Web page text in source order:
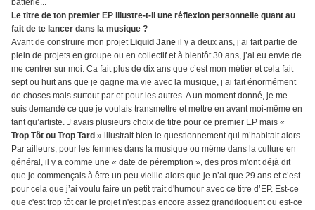
batterie...
Le titre de ton premier EP illustre-t-il une réflexion personnelle quant au
fait de te lancer dans la musique ?
Avant de construire mon projet Liquid Jane il y a deux ans, j’ai fait partie de
plein de projets en groupe ou en collectif et à bientôt 30 ans, j’ai eu envie de
me centrer sur moi. Ca fait plus de dix ans que c’est mon métier et cela fait
sept ou huit ans que je gagne ma vie avec la musique, j’ai fait énormément
de choses mais surtout par et pour les autres. A un moment donné, je me
suis demandé ce que je voulais transmettre et mettre en avant moi-même en
tant qu’artiste. J’avais plusieurs choix de titre pour ce premier EP mais «
Trop Tôt ou Trop Tard » illustrait bien le questionnement qui m’habitait alors.
Par ailleurs, pour les femmes dans la musique ou même dans la culture en
général, il y a comme une « date de péremption », des pros m'ont déjà dit
que je commençais à être un peu vieille alors que je n’ai que 29 ans et c’est
pour cela que j’ai voulu faire un petit trait d'humour avec ce titre d’EP. Est-ce
que c'est trop tôt car le projet n'est pas encore assez grandiloquent ou est-ce